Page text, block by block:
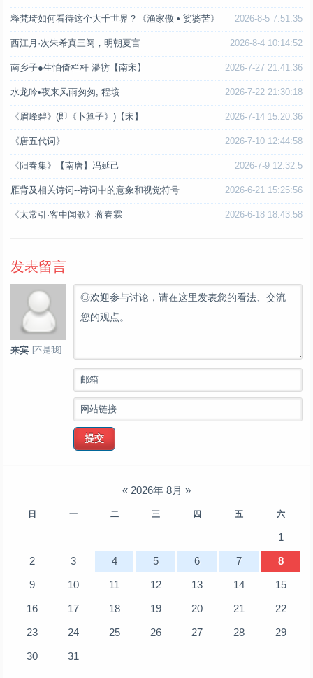
2026-8-5 7:51:35
释梵琦如何看待这个大千世界？《渔家傲 • 娑婆苦》
2026-8-4 10:14:52
西江月·次朱希真三阕，明朝夏言
2026-7-27 21:41:36
南乡子●生怕倚栏杆 潘牥【南宋】
2026-7-22 21:30:18
水龙吟•夜来风雨匆匆, 程垓
2026-7-14 15:20:36
《眉峰碧》(即《卜算子》)【宋】
2026-7-10 12:44:58
《唐五代词》
2026-7-9 12:32:5
《阳春集》【南唐】冯延己
2026-6-21 15:25:56
雁背及相关诗词--诗词中的意象和视觉符号
2026-6-18 18:43:58
《太常引·客中闻歌》蒋春霖
发表留言
◎欢迎参与讨论，请在这里发表您的看法、交流
您的观点。
来宾 [不是我]
邮箱
网站链接
提交
« 2026年 8月 »
日 一 二 三 四 五 六
1
2
3 4 5 6 7
8
9
10 11 12 13 14
15
16
17 18 19 20 21
22
23
24 25 26 27 28
29
30
31